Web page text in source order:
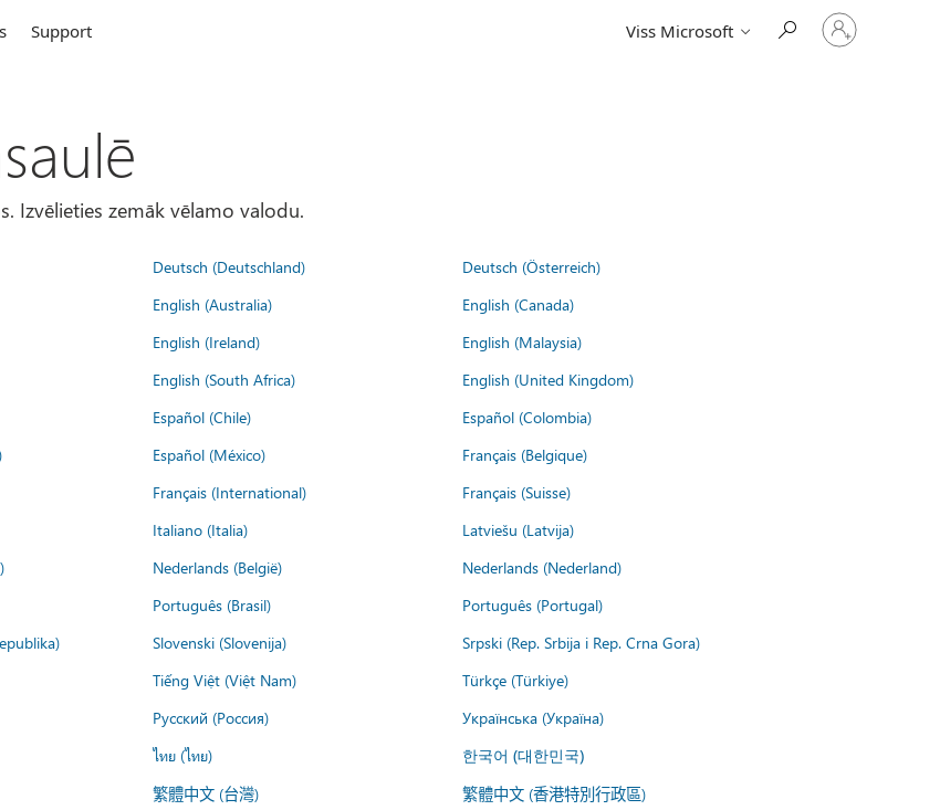
Support Viss Microsoft
Pierakstieties
savā
kontā
Izvēlieties zemāk vēlamo valodu.
Deutsch (Deutschland)
Deutsch (Österreich)
English (Australia)
English (Canada)
English (Ireland)
English (Malaysia)
English (South Africa)
English (United Kingdom)
Español (Chile)
Español (Colombia)
Español (México)
Français (Belgique)
Français (International)
Français (Suisse)
Italiano (Italia)
Latviešu (Latvija)
Nederlands (België)
Nederlands (Nederland)
Português (Brasil)
Português (Portugal)
Slovenski (Slovenija)
Srpski (Rep. Srbija i Rep. Crna Gora)
Tiếng Việt (Việt Nam)
Türkçe (Türkiye)
Русский (Россия)
Українська (Україна)
ไทย (ไทย) 한국어 (대한민국)
繁體中文 (台灣) 繁體中文 (香港特別行政區)